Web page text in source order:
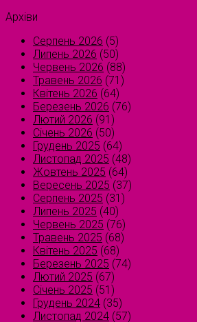
Архіви
Серпень 2026 (5)
Липень 2026 (50)
Червень 2026 (88)
Травень 2026 (71)
Квітень 2026 (64)
Березень 2026 (76)
Лютий 2026 (91)
Січень 2026 (50)
Грудень 2025 (64)
Листопад 2025 (48)
Жовтень 2025 (64)
Вересень 2025 (37)
Серпень 2025 (31)
Липень 2025 (40)
Червень 2025 (76)
Травень 2025 (68)
Квітень 2025 (68)
Березень 2025 (74)
Лютий 2025 (67)
Січень 2025 (51)
Грудень 2024 (35)
Листопад 2024 (57)